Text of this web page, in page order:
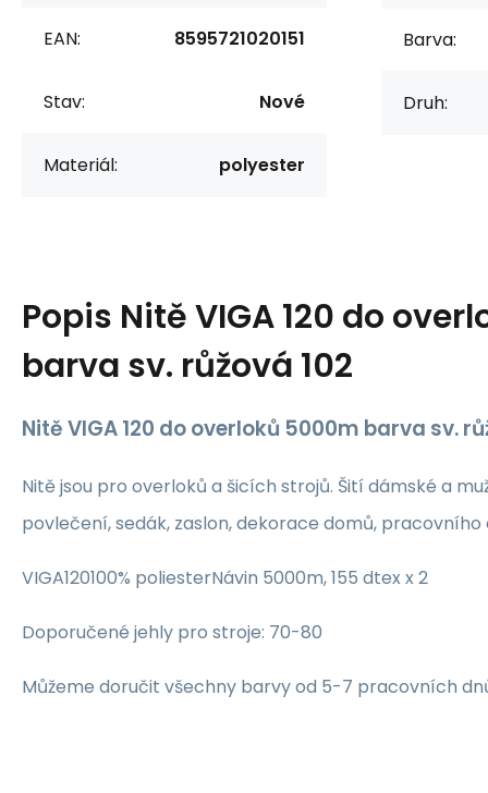
EAN: 8595721020151
Stav: Nové
Materiál: polyester
Barva:
Druh:
Popis Nitě VIGA 120 do
barva sv. růžová 102
Nitě VIGA 120 do overloků 5000m barva sv.
Nitě jsou pro overloků a šicích strojů. Šití dámské a
povlečení, sedák, zaslon, dekorace domů,
VIGA120100% poliesterNávin 5000m, 155 dtex x 2
Doporučené jehly pro stroje: 70-80
Můžeme doručit všechny barvy od 5-7 pracovních